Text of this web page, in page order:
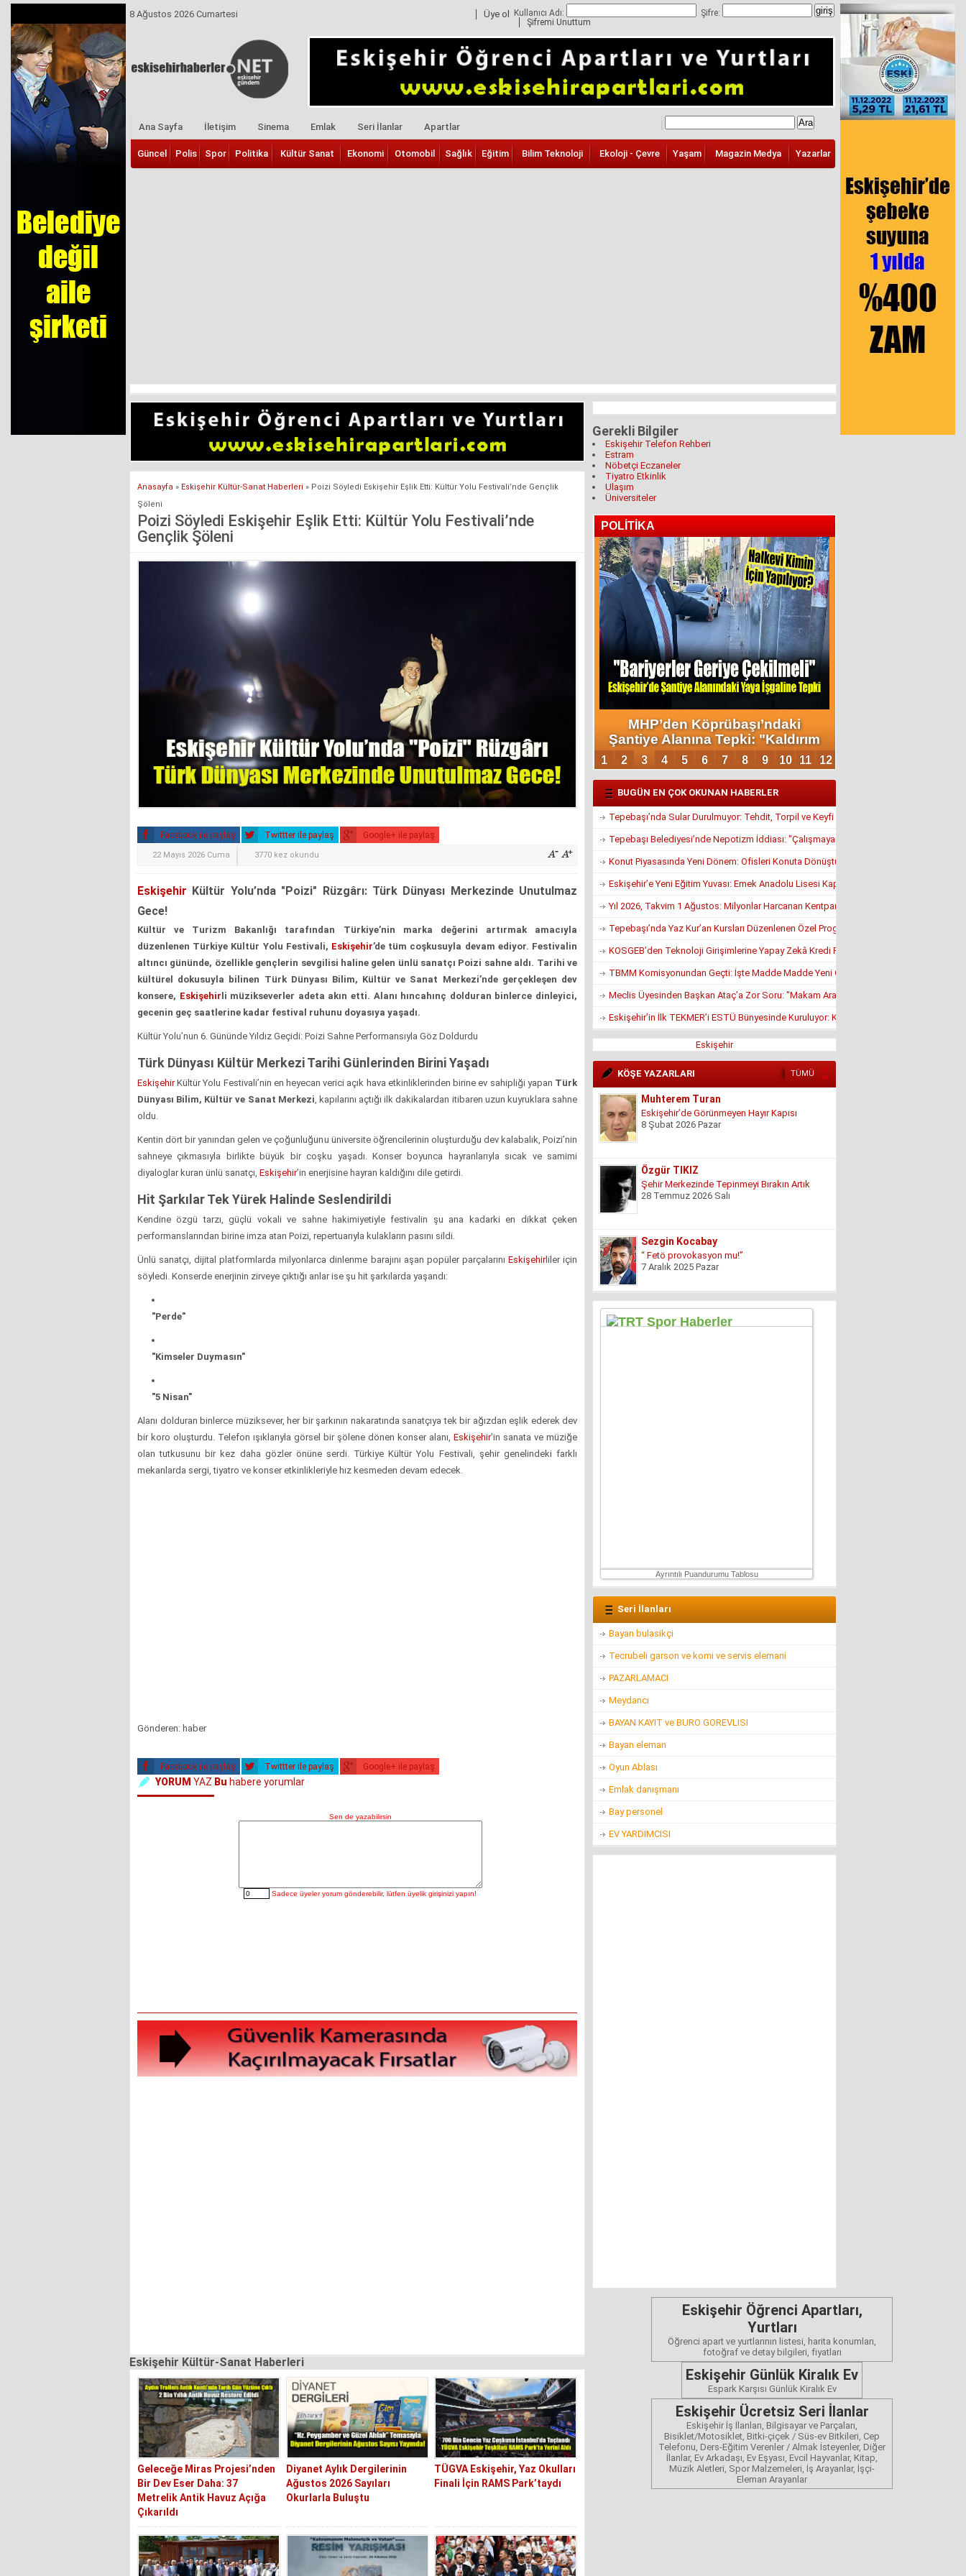
8 Ağustos 2026 Cumartesi Üye ol Kullanıcı Adı:
Şifre:
Şifremi Unuttum
Ana Sayfa İletişim Sinema Emlak Seri İlanlar Apartlar
Güncel Polis Spor Politika Kültür Sanat Ekonomi Otomobil Sağlık Eğitim Bilim Teknoloji Ekoloji - Çevre Yaşam Magazin Medya Yazarlar
Anasayfa » Eskişehir Kültür-Sanat Haberleri » Poizi Söyledi Eskişehir Eşlik Etti: Kültür Yolu Festivali’nde Gençlik
Şöleni
Poizi Söyledi Eskişehir Eşlik Etti: Kültür Yolu Festivali’nde
Gençlik Şöleni
Facebook ile paylaş Twittter ile paylaş Google+ ile paylaş
22 Mayıs 2026 Cuma 3770 kez okundu
Eskişehir Kültür Yolu’nda "Poizi" Rüzgârı: Türk Dünyası Merkezinde Unutulmaz
Gece!
Kültür ve Turizm Bakanlığı tarafından Türkiye’nin marka değerini artırmak amacıyla
düzenlenen Türkiye Kültür Yolu Festivali, Eskişehir’de tüm coşkusuyla devam ediyor. Festivalin
altıncı gününde, özellikle gençlerin sevgilisi haline gelen ünlü sanatçı Poizi sahne aldı. Tarihi ve
kültürel dokusuyla bilinen Türk Dünyası Bilim, Kültür ve Sanat Merkezi’nde gerçekleşen dev
konsere, Eskişehirli müzikseverler adeta akın etti. Alanı hıncahınç dolduran binlerce dinleyici,
gecenin geç saatlerine kadar festival ruhunu doyasıya yaşadı.
Kültür Yolu’nun 6. Gününde Yıldız Geçidi: Poizi Sahne Performansıyla Göz Doldurdu
Türk Dünyası Kültür Merkezi Tarihi Günlerinden Birini Yaşadı
EskişehirKültür Yolu Festivali’nin en heyecan verici açık hava etkinliklerinden birine ev sahipliği yapan Türk
Dünyası Bilim, Kültür ve Sanat Merkezi , kapılarını açtığı ilk dakikalardan itibaren uzun kuyruklara sahne
oldu.
Kentin dört bir yanından gelen ve çoğunluğunu üniversite öğrencilerinin oluşturduğu dev kalabalık, Poizi’nin
sahneye çıkmasıyla birlikte büyük bir coşku yaşadı. Konser boyunca hayranlarıyla sıcak ve samimi
diyaloglar kuran ünlü sanatçı, Eskişehir’in enerjisine hayran kaldığını dile getirdi.
Hit Şarkılar Tek Yürek Halinde Seslendirildi
Kendine özgü tarzı, güçlü vokali ve sahne hakimiyetiyle festivalin şu ana kadarki en dikkat çeken
performanslarından birine imza atan Poizi, repertuarıyla kulakların pasını sildi.
Ünlü sanatçı, dijital platformlarda milyonlarca dinlenme barajını aşan popüler parçalarını Eskişehirliler için
söyledi. Konserde enerjinin zirveye çıktığı anlar ise şu hit şarkılarda yaşandı:
"Perde"
"Kimseler Duymasın"
"5 Nisan"
Alanı dolduran binlerce müziksever, her bir şarkının nakaratında sanatçıya tek bir ağızdan eşlik ederek dev
bir koro oluşturdu. Telefon ışıklarıyla görsel bir şölene dönen konser alanı, Eskişehir’in sanata ve müziğe
olan tutkusunu bir kez daha gözler önüne serdi. Türkiye Kültür Yolu Festivali, şehir genelindeki farklı
mekanlarda sergi, tiyatro ve konser etkinlikleriyle hız kesmeden devam edecek.
Gönderen: haber
Facebook ile paylaş Twittter ile paylaş Google+ ile paylaş
YORUM YAZ Bu habere yorumlar
Eskişehir Kültür-Sanat Haberleri
Geleceğe Miras Projesi’nden
Bir Dev Eser Daha: 37
Metrelik Antik Havuz Açığa
Çıkarıldı
Diyanet Aylık Dergilerinin
Ağustos 2026 Sayıları
Okurlarla Buluştu
TÜGVA Eskişehir, Yaz Okulları
Finali İçin RAMS Park’taydı
Gerekli Bilgiler
Eskişehir Telefon Rehberi
Estram
Nöbetçi Eczaneler
Tiyatro Etkinlik
Ulaşım
Üniversiteler
BUGÜN EN ÇOK OKUNAN HABERLER
Tepebaşı’nda Sular Durulmuyor: Tehdit, Torpil ve Keyfi Atamalar Gündemde
Tepebaşı Belediyesi’nde Nepotizm İddiası: "Çalışmayan Kaldı, Çavuş İstifa Ettirildi"
Konut Piyasasında Yeni Dönem: Ofisleri Konuta Dönüştürmek İçin Son Tarih 1
Eskişehir’e Yeni Eğitim Yuvası: Emek Anadolu Lisesi Kapılarını Açmaya Hazırlanıyor
Yıl 2026, Takvim 1 Ağustos: Milyonlar Harcanan Kentpark Plajı Ne Zaman Açılacak?
Tepebaşı’nda Yaz Kur’an Kursları Düzenlenen Özel Programla Açıldı
KOSGEB’den Teknoloji Girişimlerine Yapay Zekâ Kredi Programı
TBMM Komisyonundan Geçti: İşte Madde Madde Yeni Öğrenci Affı Rehberi
Meclis Üyesinden Başkan Ataç’a Zor Soru: "Makam Aracı Eşine mi Tahsis Edildi?"
Eskişehir’in İlk TEKMER’i ESTÜ Bünyesinde Kuruluyor: KOSGEB Onayı Geldi
Eskişehir
KÖŞE YAZARLARI TÜMÜ
Özgür TIKIZ
Şehir Merkezinde Tepinmeyi Bırakın Artık
28 Temmuz 2026 Salı
Sezgin Kocabay
“ Fetö provokasyon mu!”
7 Aralık 2025 Pazar
Ertu?rul Kaya
Yeni anayasa çalışmaları gene gündemde !
9 Aralık 2025 Salı
Hüseyin GÜVEN
ŞEHİT VAR! KONSER DE VAR, EĞLENCE DE!
Ayrıntılı Puandurumu Tablosu
Seri İlanları
Bayan bulasikçi
Tecrubeli garson ve komi ve servis elemani
PAZARLAMACI
Meydancı
BAYAN KAYIT ve BURO GOREVLISI
Bayan eleman
Oyun Ablası
Emlak danışmanı
Bay personel
EV YARDIMCISI
Eskişehir Öğrenci Apartları,
Yurtları
Öğrenci apart ve yurtlarının listesi, harita konumları,
fotoğraf ve detay bilgileri, fiyatları
Eskişehir Günlük Kiralık Ev
Espark Karşısı Günlük Kiralık Ev
Eskişehir Ücretsiz Seri İlanlar
Eskişehir İş İlanları, Bilgisayar ve Parçaları,
Bisiklet/Motosiklet, Bitki-çiçek / Süs-ev Bitkileri, Cep
Telefonu, Ders-Eğitim Verenler / Almak İsteyenler, Diğer
İlanlar, Ev Arkadaşı, Ev Eşyası, Evcil Hayvanlar, Kitap,
Müzik Aletleri, Spor Malzemeleri, İş Arayanlar, İşçi-
Eleman Arayanlar